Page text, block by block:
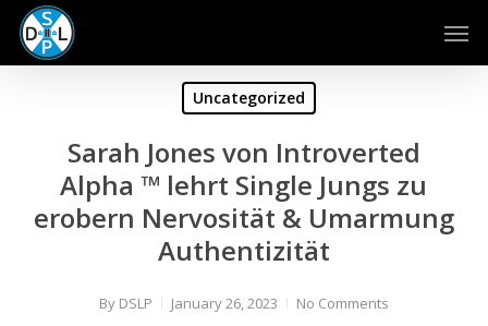
Skip
main
Uncategorized
Sarah Jones von Introverted
Alpha ™ lehrt Single Jungs zu
erobern Nervosität & Umarmung
Authentizität
By DSLP January 26, 2023 No Comments